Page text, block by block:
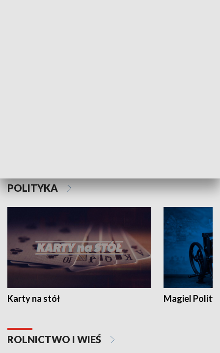
POLITYKA
Karty na stół Magiel
ROLNICTWO I WIEŚ